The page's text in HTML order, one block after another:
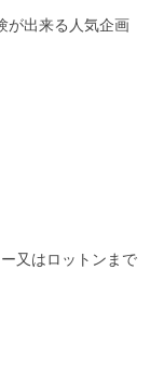
が出来る人気企画
又はロットンまで